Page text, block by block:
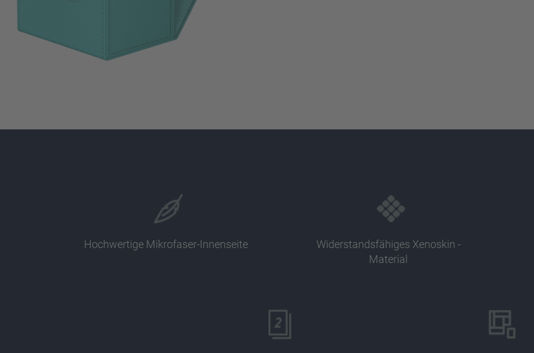
Hochwertige Mikrofaser-Innenseite
Widerstandsfähiges Xenoskin -
Material